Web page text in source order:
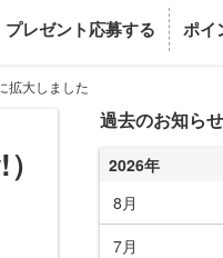
プレゼント応募する ポイ
拡大しました
過去のお知らせ
2026年
8月
7月